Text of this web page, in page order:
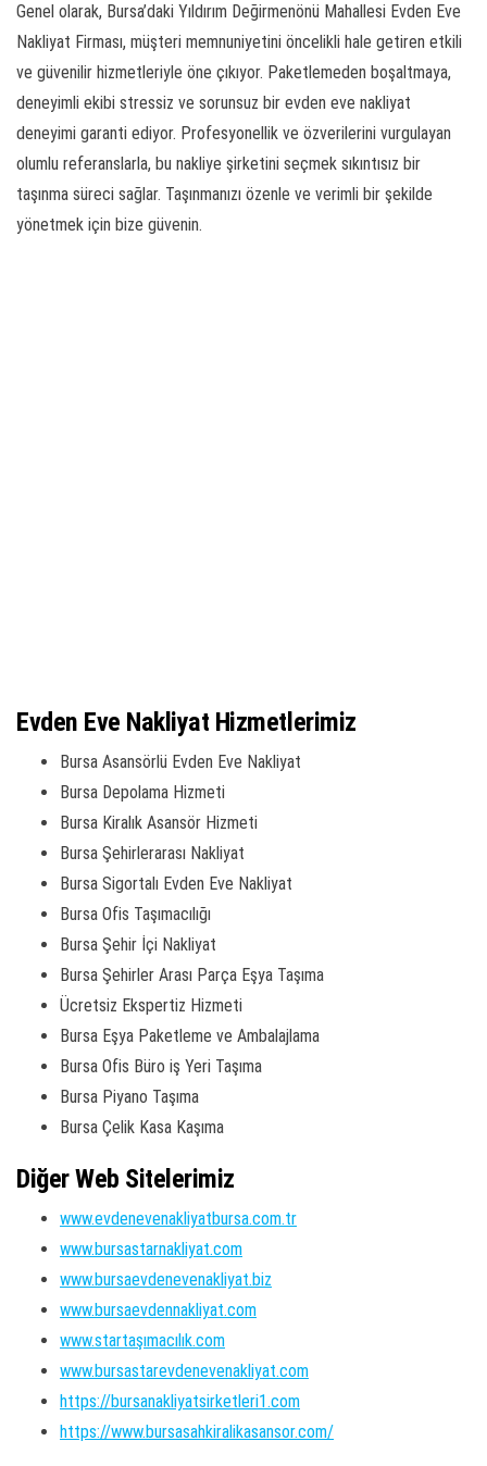
Genel olarak, Bursa’daki Yıldırım Değirmenönü Mahallesi Evden Eve
Nakliyat Firması, müşteri memnuniyetini öncelikli hale getiren etkili
ve güvenilir hizmetleriyle öne çıkıyor. Paketlemeden boşaltmaya,
deneyimli ekibi stressiz ve sorunsuz bir evden eve nakliyat
deneyimi garanti ediyor. Profesyonellik ve özverilerini vurgulayan
olumlu referanslarla, bu nakliye şirketini seçmek sıkıntısız bir
taşınma süreci sağlar. Taşınmanızı özenle ve verimli bir şekilde
yönetmek için bize güvenin.
Evden Eve Nakliyat Hizmetlerimiz
Bursa Asansörlü Evden Eve Nakliyat
Bursa Depolama Hizmeti
Bursa Kiralık Asansör Hizmeti
Bursa Şehirlerarası Nakliyat
Bursa Sigortalı Evden Eve Nakliyat
Bursa Ofis Taşımacılığı
Bursa Şehir İçi Nakliyat
Bursa Şehirler Arası Parça Eşya Taşıma
Ücretsiz Ekspertiz Hizmeti
Bursa Eşya Paketleme ve Ambalajlama
Bursa Ofis Büro iş Yeri Taşıma
Bursa Piyano Taşıma
Bursa Çelik Kasa Kaşıma
Diğer Web Sitelerimiz
www.evdenevenakliyatbursa.com.tr
www.bursastarnakliyat.com
www.bursaevdenevenakliyat.biz
www.bursaevdennakliyat.com
www.startaşımacılık.com
www.bursastarevdenevenakliyat.com
https://bursanakliyatsirketleri1.com
https://www.bursasahkiralikasansor.com/